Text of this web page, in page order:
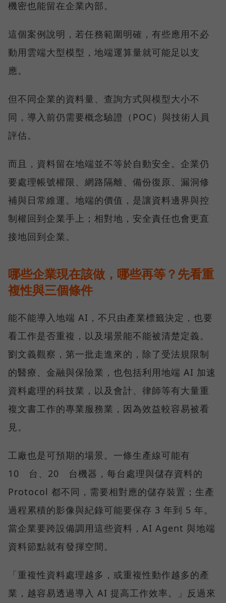
機密也能留在企業內部。
這個案例說明，若任務範圍明確，有些應用不必
動用雲端大型模型，地端運算量就可能足以支
應。
但不同企業的資料量、查詢方式與模型大小不
同，導入前仍需要概念驗證（POC）與技術人員
評估。
而且，資料留在地端並不等於自動安全。企業仍
要處理帳號權限、網路隔離、備份復原、漏洞修
補與日常維運。地端的價值，是讓資料邊界與控
制權回到企業手上；相對地，安全責任也會更直
接地回到企業。
哪些企業現在該做，哪些再等？先看重
複性與三個條件
能不能導入地端 AI，不只由產業標籤決定，也要
看工作是否重複，以及場景能不能被清楚定義。
劉文義觀察，第一批走進來的，除了受法規限制
的醫療、金融與保險業，也包括利用地端 AI 加速
資料處理的科技業，以及會計、律師等有大量重
複文書工作的專業服務業，因為效益較容易被看
見。
工廠也是可預期的場景。一條生產線可能有
10 台、20 台機器，每台處理與儲存資料的
Protocol 都不同，需要相對應的儲存裝置；生產
過程累積的影像與紀錄可能要保存 3 年到 5 年。
當企業要跨設備調用這些資料，AI Agent 與地端
資料節點就有發揮空間。
「重複性資料處理越多，或重複性動作越多的產
業，越容易透過導入 AI 提高工作效率。」反過來